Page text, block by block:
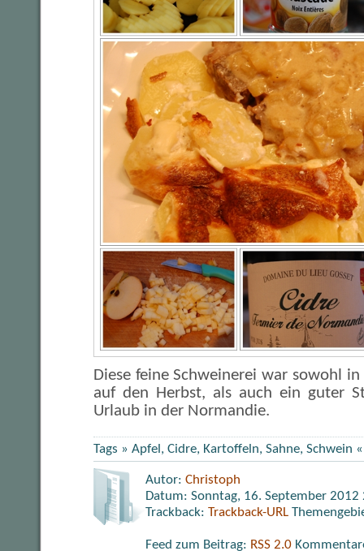
Diese feine Schweinerei war sowohl
auf den Herbst, als auch ein guter
Urlaub in der Normandie.
Tags » Apfel , Cidre, Kartoffeln, Sahne, Schwein «
Autor: Christoph
Datum: Sonntag, 16. September 2012
Trackback: Trackback-URL
Feed zum Beitrag: RSS 2.0